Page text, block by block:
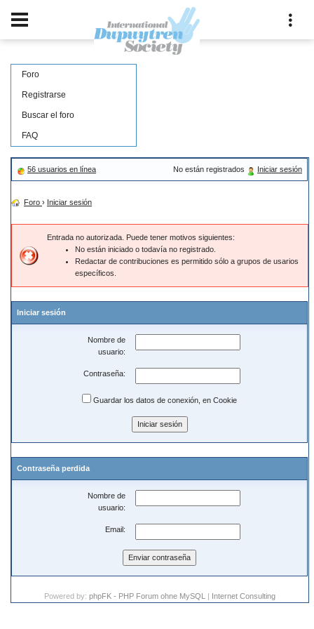
Foro
Registrarse
Buscar el foro
FAQ
56 usuarios en línea No están registrados Iniciar sesión
Foro › Iniciar sesión
Entrada no autorizada. Puede tener motivos siguientes:
No están iniciado o todavía no registrado.
Redactar de contribuciones es permitido sólo a grupos de usarios
específicos.
Iniciar sesión
Nombre de
usuario:
Contraseña:
Guardar los datos de conexión, en Cookie
Contraseña perdida
Nombre de
usuario:
Email:
Powered by: phpFK - PHP Forum ohne MySQL | Internet Consulting